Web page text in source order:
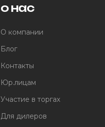
о нас
О компании
Блог
Контакты
Юр.лицам
Участие в торгах
Для дилеров